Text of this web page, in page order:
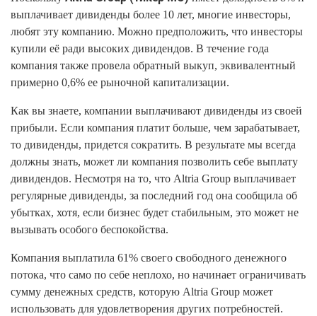
выплачивает дивиденды более 10 лет, многие инвесторы,
любят эту компанию. Можно предположить, что инвесторы
купили её ради высоких дивидендов. В течение года
компания также провела обратный выкуп, эквивалентный
примерно 0,6% ее рыночной капитализации.
Как вы знаете, компании выплачивают дивиденды из своей
прибыли. Если компания платит больше, чем зарабатывает,
то дивиденды, придется сократить. В результате мы всегда
должны знать, может ли компания позволить себе выплату
дивидендов. Несмотря на то, что Altria Group выплачивает
регулярные дивиденды, за последний год она сообщила об
убытках, хотя, если бизнес будет стабильным, это может не
вызывать особого беспокойства.
Компания выплатила 61% своего свободного денежного
потока, что само по себе неплохо, но начинает ограничивать
сумму денежных средств, которую Altria Group может
использовать для удовлетворения других потребностей.